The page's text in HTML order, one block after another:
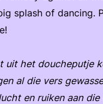
splash of dancing.
uit het doucheputje
al die vers
en ruiken aan die